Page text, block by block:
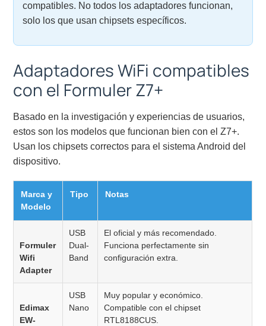
compatibles. No todos los adaptadores funcionan,
solo los que usan chipsets específicos.
Adaptadores WiFi compatibles
con el Formuler Z7+
Basado en la investigación y experiencias de usuarios,
estos son los modelos que funcionan bien con el Z7+.
Usan los chipsets correctos para el sistema Android del
dispositivo.
Marca y
Modelo
Tipo Notas
Formuler
Wifi
Adapter
USB
Dual-
Band
El oficial y más recomendado.
Funciona perfectamente sin
configuración extra.
Edimax
EW-
USB
Nano
Muy popular y económico.
Compatible con el chipset
RTL8188CUS.